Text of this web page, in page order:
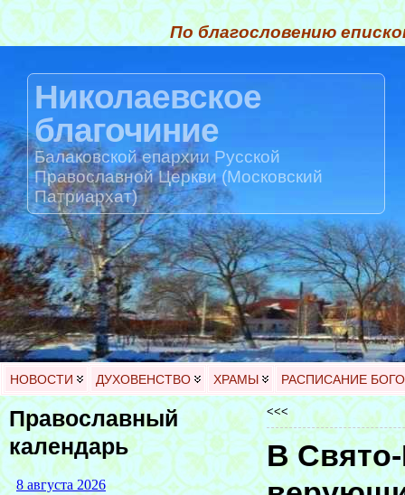
По благословению
Николаевское
благочиние
Балаковской епархии Русской
Православной Церкви (Московский
Патриархат)
НОВОСТИ ДУХОВЕНСТВО ХРАМЫ РАСПИСАНИЕ
Православный
календарь
<<<
В Свято-